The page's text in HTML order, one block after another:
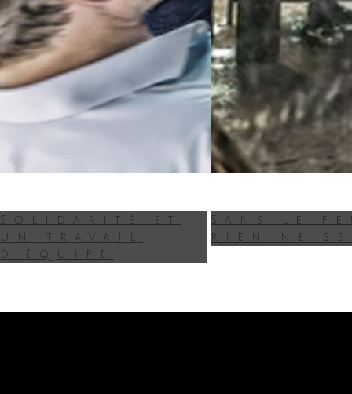
Solidarité et
un travail
d’équipe
Sans le
rien ne